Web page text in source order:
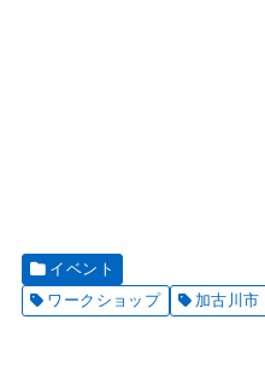
イベント
ワークショップ
加古川市